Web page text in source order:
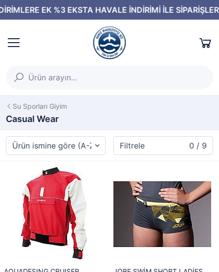
Su Sporları Giyim
Casual Wear
Filtrele 0 / 9